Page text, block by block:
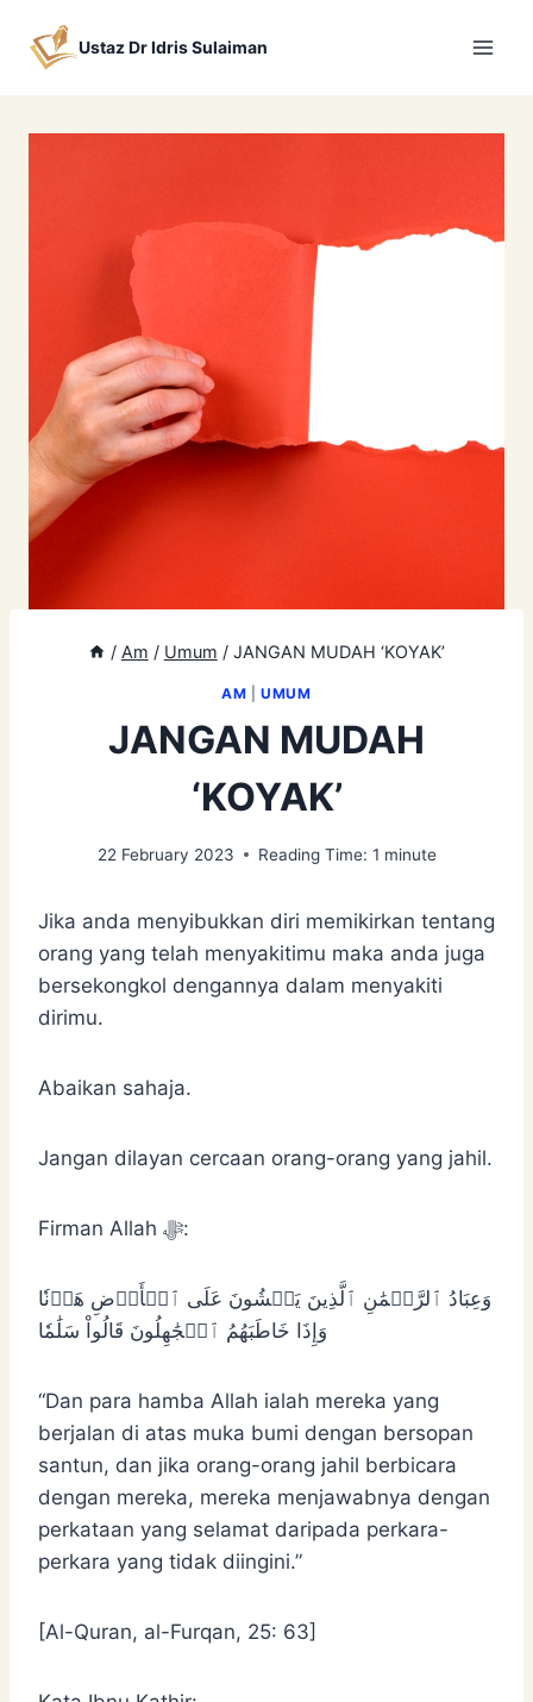
Ustaz Dr Idris Sulaiman
/ Am / Umum / JANGAN MUDAH ‘KOYAK’
AM |UMUM
JANGAN MUDAH
‘KOYAK’
22 February 2023 Reading Time: 1 minute
Jika anda menyibukkan diri memikirkan tentang
orang yang telah menyakitimu maka anda juga
bersekongkol dengannya dalam menyakiti
dirimu.
Abaikan sahaja.
Jangan dilayan cercaan orang-orang yang jahil.
Firman Allah ﷻ:
وَعِبَادُ ٱلرَّحۡمَٰنِ ٱلَّذِينَ يَمۡشُونَ عَلَى ٱلۡأَرۡضِ هَوۡنٗا
وَإِذَا خَاطَبَهُمُ ٱلۡجَٰهِلُونَ قَالُواْ سَلَٰمٗا
“Dan para hamba Allah ialah mereka yang
berjalan di atas muka bumi dengan bersopan
santun, dan jika orang-orang jahil berbicara
dengan mereka, mereka menjawabnya dengan
perkataan yang selamat daripada perkara-
perkara yang tidak diingini.”
[Al-Quran, al-Furqan, 25: 63]